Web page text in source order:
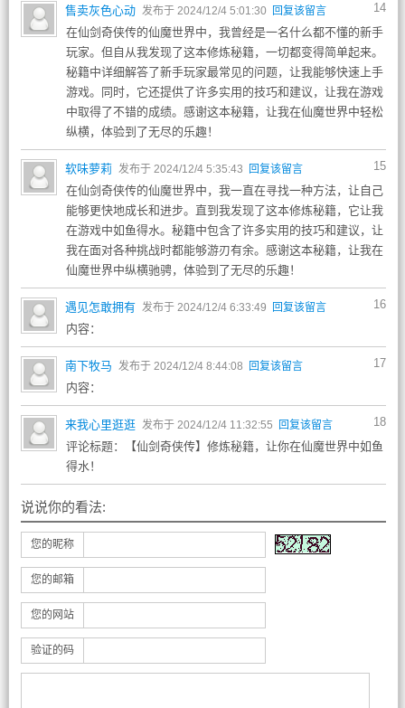
14
售卖灰色心动 发布于 2024/12/4 5:01:30 回复该留言
在仙剑奇侠传的仙魔世界中，我曾经是一名什么都不懂的新手
玩家。但自从我发现了这本修炼秘籍，一切都变得简单起来。
秘籍中详细解答了新手玩家最常见的问题，让我能够快速上手
游戏。同时，它还提供了许多实用的技巧和建议，让我在游戏
中取得了不错的成绩。感谢这本秘籍，让我在仙魔世界中轻松
纵横，体验到了无尽的乐趣！
15
软味萝莉 发布于 2024/12/4 5:35:43 回复该留言
在仙剑奇侠传的仙魔世界中，我一直在寻找一种方法，让自己
能够更快地成长和进步。直到我发现了这本修炼秘籍，它让我
在游戏中如鱼得水。秘籍中包含了许多实用的技巧和建议，让
我在面对各种挑战时都能够游刃有余。感谢这本秘籍，让我在
仙魔世界中纵横驰骋，体验到了无尽的乐趣！
16
遇见怎敢拥有 发布于 2024/12/4 6:33:49 回复该留言
内容：
17
南下牧马 发布于 2024/12/4 8:44:08 回复该留言
内容：
18
来我心里逛逛 发布于 2024/12/4 11:32:55 回复该留言
评论标题：【仙剑奇侠传】修炼秘籍，让你在仙魔世界中如鱼
得水！
说说你的看法:
您的昵称
您的邮箱
您的网站
验证的码